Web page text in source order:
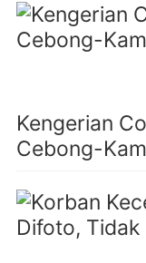
Kengerian
Cebong-